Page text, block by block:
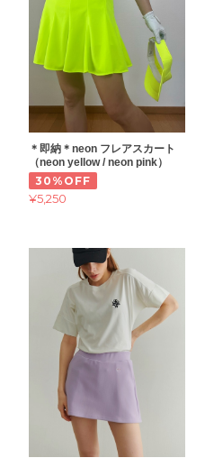
＊即納＊neon フレアスカート
（neon yellow / neon pink）
30%OFF
¥5,250